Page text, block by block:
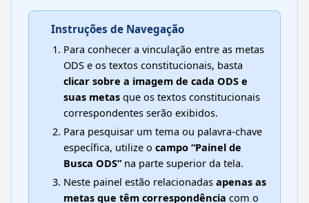
Instruções de Navegação
Para conhecer a vinculação entre as metas
ODS e os textos constitucionais, basta
clicar sobre a imagem de cada ODS e
suas metasque os textos constitucionais
correspondentes serão exibidos.
Para pesquisar um tema ou palavra-chave
específica, utilize o campo “Painel de
Busca ODS”na parte superior da tela.
Neste painel estão relacionadas apenas as
metas que têm correspondência com o